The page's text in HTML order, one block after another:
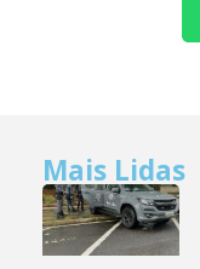
Mais Lidas